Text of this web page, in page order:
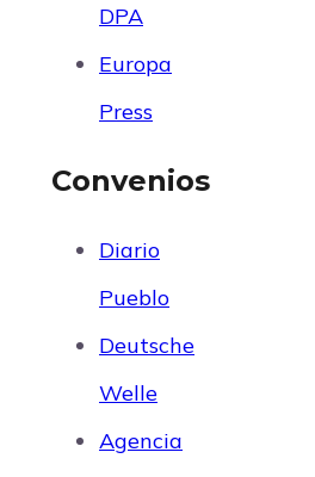
DPA
Europa
Press
Convenios
Diario
Pueblo
Deutsche
Welle
Agencia